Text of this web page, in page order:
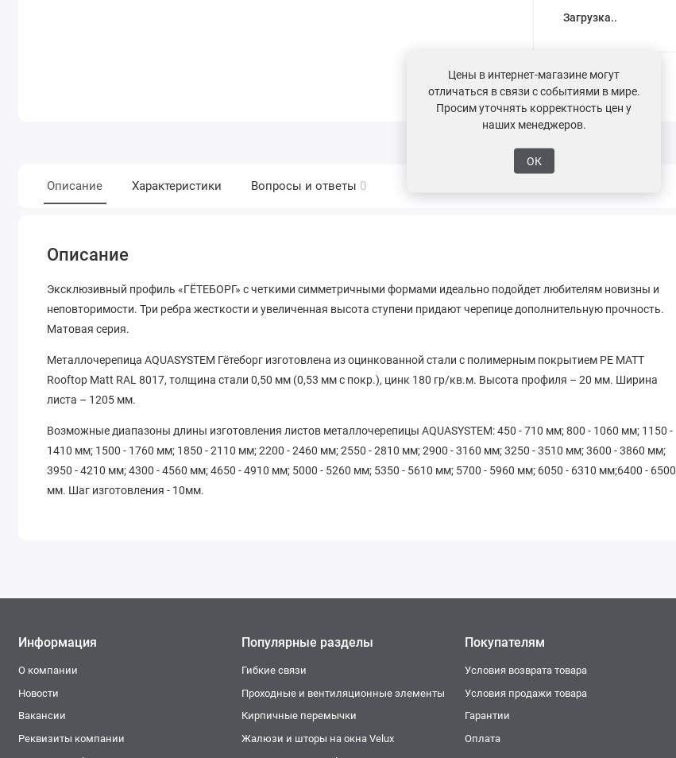
Загрузка...
Поделиться
Описание Характеристики Вопросы и ответы 0
Описание
Эксклюзивный профиль «ГЁТЕБОРГ» с четкими симметричными формами идеально подойдет любителям новизны и
неповторимости. Три ребра жесткости и увеличенная высота ступени придают черепице дополнительную прочность.
Матовая серия.
Металлочерепица AQUASYSTEM Гётеборг изготовлена из оцинкованной стали с полимерным покрытием PE MATT
Rooftop Matt RAL 8017, толщина стали 0,50 мм (0,53 мм с покр.), цинк 180 гр/кв.м. Высота профиля – 20 мм. Ширина
листа – 1205 мм.
Возможные диапазоны длины изготовления листов металлочерепицы AQUASYSTEM: 450 - 710 мм; 800 - 1060 мм; 1150 -
1410 мм; 1500 - 1760 мм; 1850 - 2110 мм; 2200 - 2460 мм; 2550 - 2810 мм; 2900 - 3160 мм; 3250 - 3510 мм; 3600 - 3860 мм;
3950 - 4210 мм; 4300 - 4560 мм; 4650 - 4910 мм; 5000 - 5260 мм; 5350 - 5610 мм; 5700 - 5960 мм; 6050 - 6310 мм;6400 - 6500
мм. Шаг изготовления - 10мм.
Информация
О компании
Новости
Вакансии
Реквизиты компании
Популярные разделы
Гибкие связи
Проходные и вентиляционные элементы
Кирпичные перемычки
Жалюзи и шторы на окна Velux
Покупателям
Условия возврата товара
Условия продажи товара
Гарантии
Оплата
Цены в интернет-магазине могут
отличаться в связи с событиями в мире.
Просим уточнять корректность цен у
наших менеджеров.
ОК